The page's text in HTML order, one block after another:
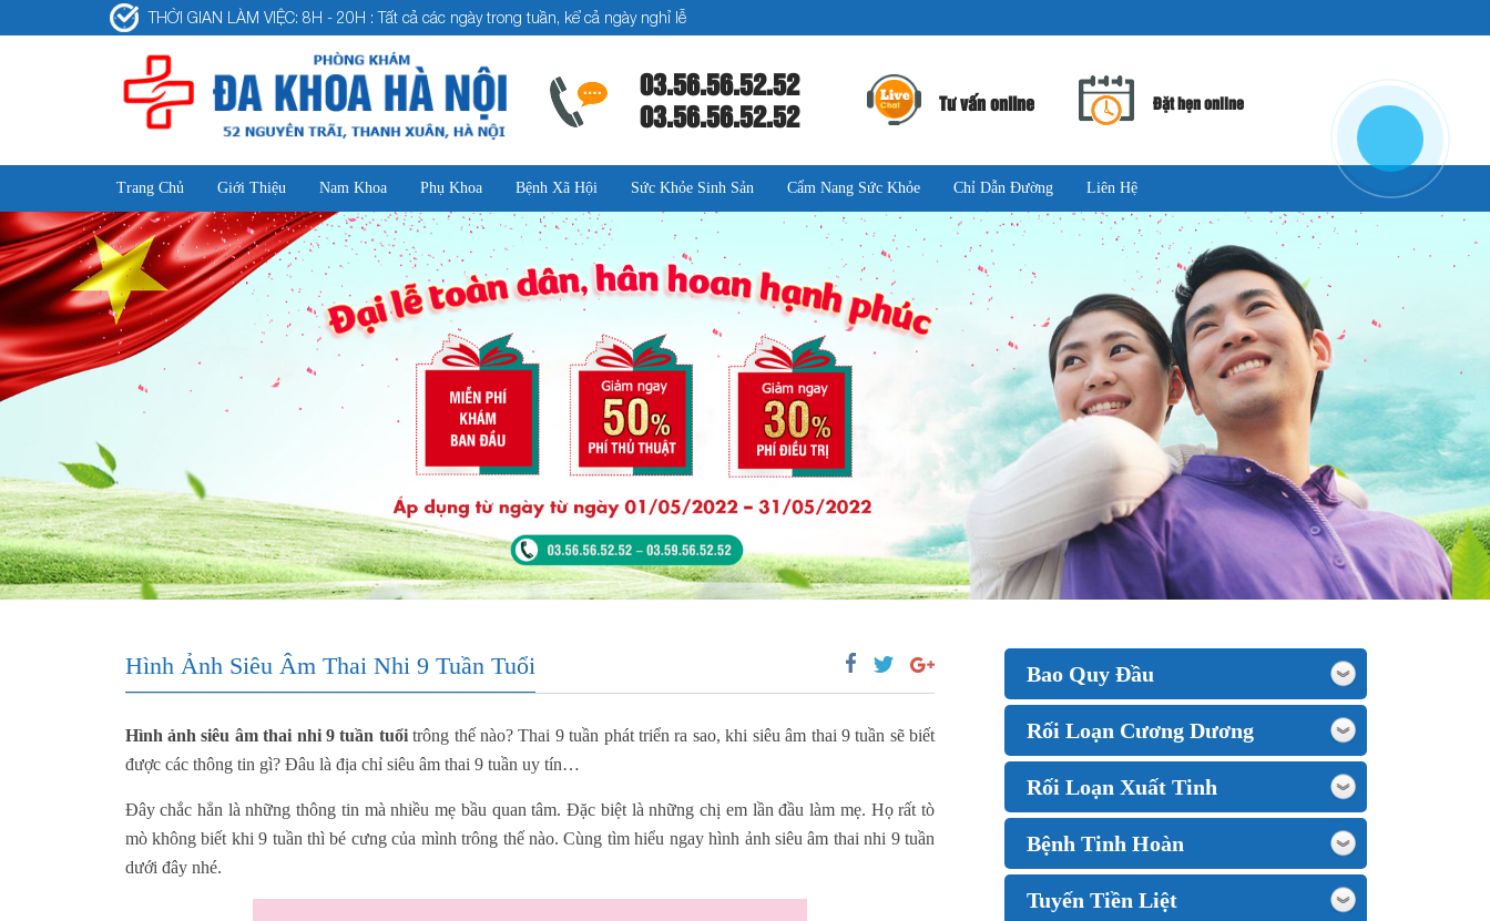
THỜI GIAN LÀM VIỆC: 8H - 20H : Tất cả các ngày trong tuần, kể cả ngày nghỉ lễ
03.56.56.52.52
03.56.56.52.52
Tư vấn online Đặt hẹn online
Trang Chủ Giới Thiệu Nam Khoa Phụ Khoa Bệnh Xã Hội Sức Khỏe Sinh Sản Cẩm Nang Sức Khỏe Chỉ Dẫn Đường Liên Hệ
Hình Ảnh Siêu Âm Thai Nhi 9 Tuần Tuổi
Hình ảnh siêu âm thai nhi 9 tuần tuổitrông thế nào? Thai 9 tuần phát triển ra sao, khi siêu âm thai 9 tuần sẽ biết
được các thông tin gì? Đâu là địa chỉ siêu âm thai 9 tuần uy tín…
Đây chắc hẳn là những thông tin mà nhiều mẹ bầu quan tâm. Đặc biệt là những chị em lần đầu làm mẹ. Họ rất tò
mò không biết khi 9 tuần thì bé cưng của mình trông thế nào. Cùng tìm hiểu ngay hình ảnh siêu âm thai nhi 9 tuần
dưới đây nhé.
Bao Quy Đầu
Rối Loạn Cương Dương
Rối Loạn Xuất Tinh
Bệnh Tinh Hoàn
Tuyến Tiền Liệt